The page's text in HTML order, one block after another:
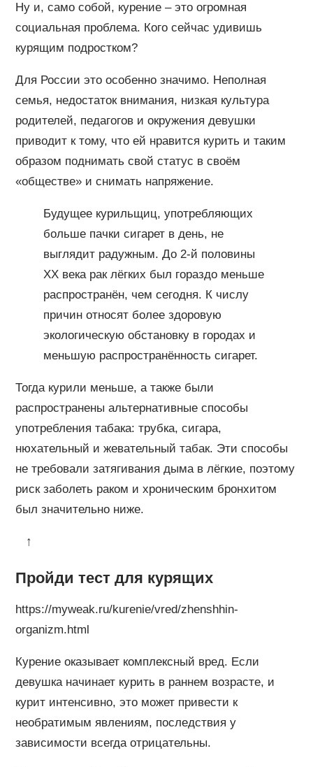
Ну и, само собой, курение – это огромная
социальная проблема. Кого сейчас удивишь
курящим подростком?
Для России это особенно значимо. Неполная
семья, недостаток внимания, низкая культура
родителей, педагогов и окружения девушки
приводит к тому, что ей нравится курить и таким
образом поднимать свой статус в своём
«обществе» и снимать напряжение.
Будущее курильщиц, употребляющих
больше пачки сигарет в день, не
выглядит радужным. До 2-й половины
XX века рак лёгких был гораздо меньше
распространён, чем сегодня. К числу
причин относят более здоровую
экологическую обстановку в городах и
меньшую распространённость сигарет.
Тогда курили меньше, а также были
распространены альтернативные способы
употребления табака: трубка, сигара,
нюхательный и жевательный табак. Эти способы
не требовали затягивания дыма в лёгкие, поэтому
риск заболеть раком и хроническим бронхитом
был значительно ниже.
↑
Пройди тест для курящих
https://myweak.ru/kurenie/vred/zhenshhin-
organizm.html
Курение оказывает комплексный вред. Если
девушка начинает курить в раннем возрасте, и
курит интенсивно, это может привести к
необратимым явлениям, последствия у
зависимости всегда отрицательны.